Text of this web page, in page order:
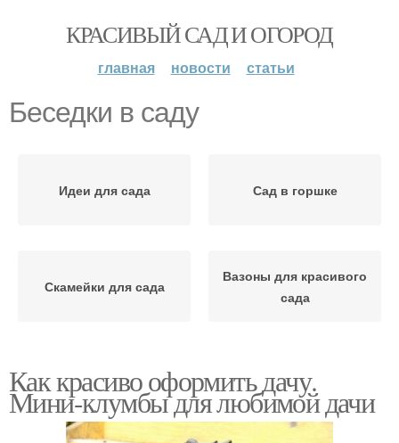
КРАСИВЫЙ САД И ОГОРОД
главная новости статьи
Беседки в саду
Идеи для сада Сад в горшке
Скамейки для сада
Вазоны для красивого
сада
Как красиво оформить дачу.
Мини-клумбы для любимой дачи